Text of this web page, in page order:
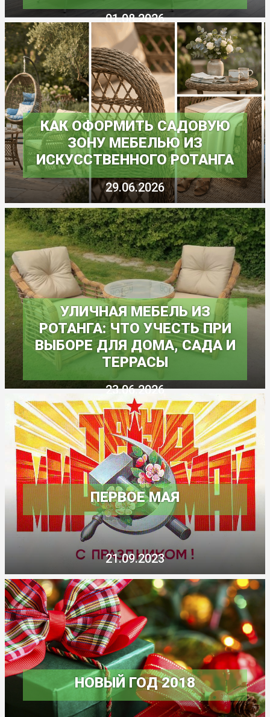
01.08.2026
КАК ОФОРМИТЬ САДОВУЮ
ЗОНУ МЕБЕЛЬЮ ИЗ
ИСКУССТВЕННОГО РОТАНГА
29.06.2026
УЛИЧНАЯ МЕБЕЛЬ ИЗ
РОТАНГА: ЧТО УЧЕСТЬ ПРИ
ВЫБОРЕ ДЛЯ ДОМА, САДА И
ТЕРРАСЫ
23.06.2026
ПЕРВОЕ МАЯ
21.09.2023
НОВЫЙ ГОД 2018